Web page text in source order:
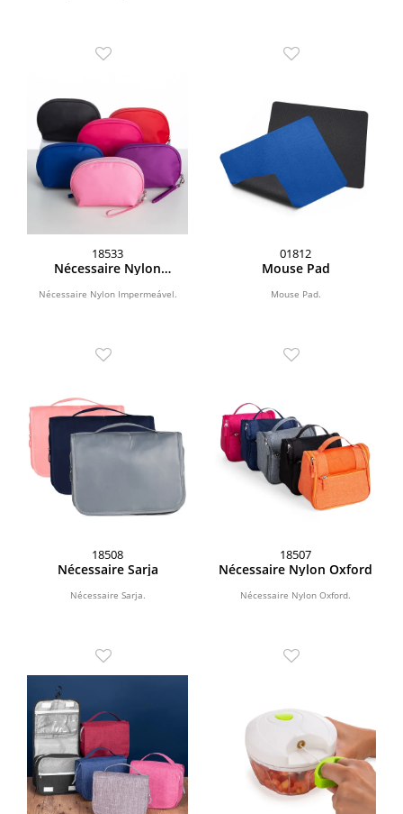
18533
Nécessaire Nylon
Nécessaire Nylon Impermeável.
01812
Mouse Pad
Mouse Pad.
18508
Nécessaire Sarja
Nécessaire Sarja.
18507
Nécessaire Nylon Oxford
Nécessaire Nylon Oxford.